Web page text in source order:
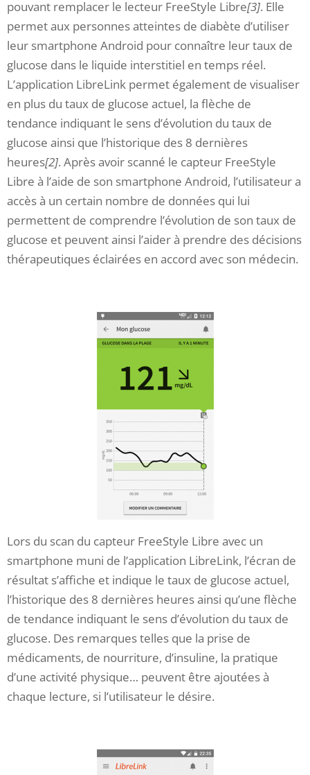
pouvant remplacer le lecteur FreeStyle Libre[3]. Elle
permet aux personnes atteintes de diabète d’utiliser
leur smartphone Android pour connaître leur taux de
glucose dans le liquide interstitiel en temps réel.
L’application LibreLink permet également de visualiser
en plus du taux de glucose actuel, la flèche de
tendance indiquant le sens d’évolution du taux de
glucose ainsi que l’historique des 8 dernières
heures[2]. Après avoir scanné le capteur FreeStyle
Libre à l’aide de son smartphone Android, l’utilisateur a
accès à un certain nombre de données qui lui
permettent de comprendre l’évolution de son taux de
glucose et peuvent ainsi l’aider à prendre des décisions
thérapeutiques éclairées en accord avec son médecin.
Lors du scan du capteur FreeStyle Libre avec un
smartphone muni de l’application LibreLink, l’écran de
résultat s’affiche et indique le taux de glucose actuel,
l’historique des 8 dernières heures ainsi qu’une flèche
de tendance indiquant le sens d’évolution du taux de
glucose. Des remarques telles que la prise de
médicaments, de nourriture, d’insuline, la pratique
d’une activité physique… peuvent être ajoutées à
chaque lecture, si l’utilisateur le désire.